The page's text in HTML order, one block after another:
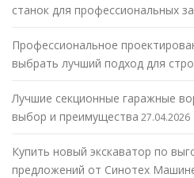
станок для профессиональных
Профессиональное
выбрать лучший подход для
Лучшие секционные гаражные
выбор и преимущества 27.04.2026
Купить новый экскаватор по
предложений от Синотех